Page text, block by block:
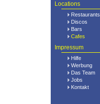
Locations
Restaurants
Discos
Bars
Cafes
Impressum
Hilfe
Werbung
Das Team
Jobs
Kontakt